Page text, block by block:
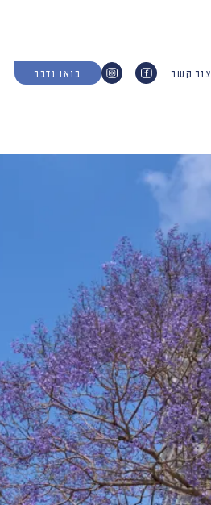
צור קשר בואו נדבר